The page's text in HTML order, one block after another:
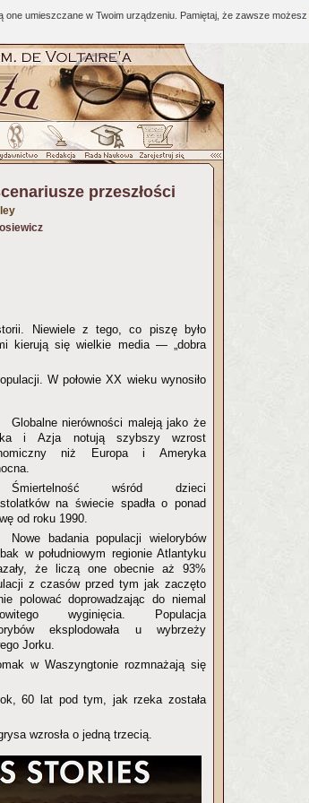
umieszczane w Twoim urządzeniu. Pamiętaj, że zawsze możesz
przeszłości
Niewiele z tego, co piszę było
kierują się wielkie media — „dobra
W połowie XX wieku wynosiło
Globalne nierówności maleją jako że
i Azja notują szybszy wzrost
niż Europa i Ameryka
Śmiertelność wśród dzieci
na świecie spadła o ponad
od roku 1990.
Nowe badania populacji wielorybów
w południowym regionie Atlantyku
że liczą one obecnie aż 93%
z czasów przed tym jak zaczęto
polować doprowadzając do niemal
wyginięcia. Populacja
eksplodowała u wybrzeży
Jorku.
w Waszyngtonie rozmnażają się
60 lat pod tym, jak rzeka została
wzrosła o jedną trzecią.